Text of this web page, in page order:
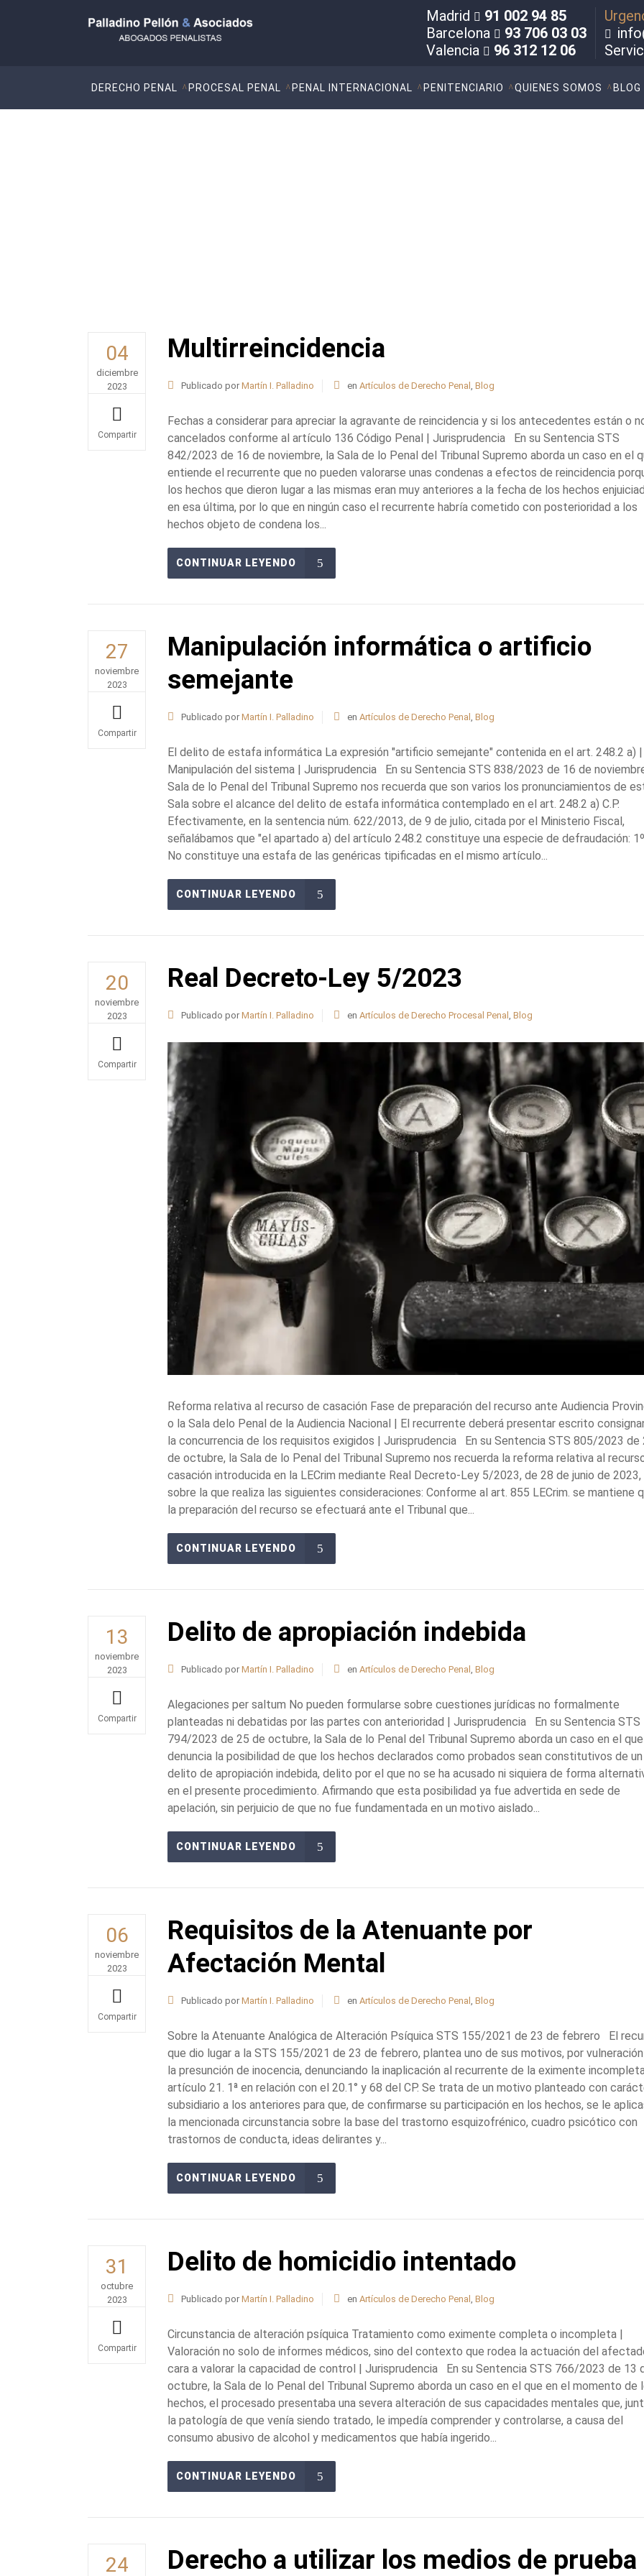
Madrid
91 002 94 85
Barcelona
93 706 03 03
Valencia
96 312 12 06
DERECHO PENAL PROCESAL PENAL PENAL INTERNACIONAL PENITENCIARIO QUIENES SOMOS BLOG
04
diciembre
2023
Multirreincidencia
Publicado por Martín I. Palladino en Artículos de Derecho Penal , Blog
Fechas a considerar para apreciar la agravante de reincidencia y si los antecedentes están o
cancelados conforme al artículo 136 Código Penal | Jurisprudencia En su Sentencia STS
842/2023 de 16 de noviembre, la Sala de lo Penal del Tribunal Supremo aborda un caso en el
entiende el recurrente que no pueden valorarse unas condenas a efectos de reincidencia
los hechos que dieron lugar a las mismas eran muy anteriores a la fecha de los hechos
en esa última, por lo que en ningún caso el recurrente habría cometido con posterioridad a los
hechos objeto de condena los...
CONTINUAR LEYENDO
27
noviembre
2023
Manipulación informática o artificio
semejante
Publicado por Martín I. Palladino en Artículos de Derecho Penal , Blog
El delito de estafa informática La expresión "artificio semejante" contenida en el art. 248.2 a) |
Manipulación del sistema | Jurisprudencia En su Sentencia STS 838/2023 de 16 de
Sala de lo Penal del Tribunal Supremo nos recuerda que son varios los pronunciamientos de
Sala sobre el alcance del delito de estafa informática contemplado en el art. 248.2 a) C.P.
Efectivamente, en la sentencia núm. 622/2013, de 9 de julio, citada por el Ministerio Fiscal,
señalábamos que "el apartado a) del artículo 248.2 constituye una especie de defraudación:
No constituye una estafa de las genéricas tipificadas en el mismo artículo...
CONTINUAR LEYENDO
20
noviembre
2023
Real Decreto-Ley 5/2023
Publicado por Martín I. Palladino en Artículos de Derecho Procesal Penal , Blog
Reforma relativa al recurso de casación Fase de preparación del recurso ante Audiencia
o la Sala delo Penal de la Audiencia Nacional | El recurrente deberá presentar escrito
la concurrencia de los requisitos exigidos | Jurisprudencia En su Sentencia STS 805/2023 de
de octubre, la Sala de lo Penal del Tribunal Supremo nos recuerda la reforma relativa al
casación introducida en la LECrim mediante Real Decreto-Ley 5/2023, de 28 de junio de 2023,
sobre la que realiza las siguientes consideraciones: Conforme al art. 855 LECrim. se mantiene
la preparación del recurso se efectuará ante el Tribunal que...
CONTINUAR LEYENDO
13
noviembre
2023
Delito de apropiación indebida
Publicado por Martín I. Palladino en Artículos de Derecho Penal , Blog
Alegaciones per saltum No pueden formularse sobre cuestiones jurídicas no formalmente
planteadas ni debatidas por las partes con anterioridad | Jurisprudencia En su Sentencia STS
794/2023 de 25 de octubre, la Sala de lo Penal del Tribunal Supremo aborda un caso en el
denuncia la posibilidad de que los hechos declarados como probados sean constitutivos de un
delito de apropiación indebida, delito por el que no se ha acusado ni siquiera de forma
en el presente procedimiento. Afirmando que esta posibilidad ya fue advertida en sede de
apelación, sin perjuicio de que no fue fundamentada en un motivo aislado...
CONTINUAR LEYENDO
06
noviembre
2023
Requisitos de la Atenuante por
Afectación Mental
Publicado por Martín I. Palladino en Artículos de Derecho Penal , Blog
Sobre la Atenuante Analógica de Alteración Psíquica STS 155/2021 de 23 de febrero El
que dio lugar a la STS 155/2021 de 23 de febrero, plantea uno de sus motivos, por
la presunción de inocencia, denunciando la inaplicación al recurrente de la eximente
artículo 21. 1ª en relación con el 20.1° y 68 del CP. Se trata de un motivo planteado con
subsidiario a los anteriores para que, de confirmarse su participación en los hechos, se le
la mencionada circunstancia sobre la base del trastorno esquizofrénico, cuadro psicótico con
trastornos de conducta, ideas delirantes y...
CONTINUAR LEYENDO
31
octubre
2023
Delito de homicidio intentado
Publicado por Martín I. Palladino en Artículos de Derecho Penal , Blog
Circunstancia de alteración psíquica Tratamiento como eximente completa o incompleta |
Valoración no solo de informes médicos, sino del contexto que rodea la actuación del
cara a valorar la capacidad de control | Jurisprudencia En su Sentencia STS 766/2023 de 13
octubre, la Sala de lo Penal del Tribunal Supremo aborda un caso en el que en el momento de
hechos, el procesado presentaba una severa alteración de sus capacidades mentales que,
la patología de que venía siendo tratado, le impedía comprender y controlarse, a causa del
consumo abusivo de alcohol y medicamentos que había ingerido...
CONTINUAR LEYENDO
24 Derecho a utilizar los medios de prueba